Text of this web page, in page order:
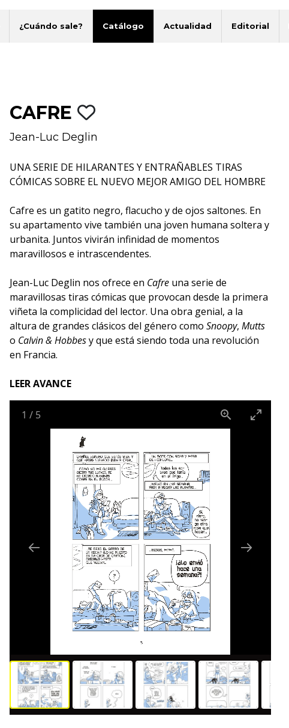
¿Cuándo sale? Catálogo Actualidad Editorial
CAFRE
Jean-Luc Deglin
UNA SERIE DE HILARANTES Y ENTRAÑABLES TIRAS
CÓMICAS SOBRE EL NUEVO MEJOR AMIGO DEL HOMBRE
Cafre es un gatito negro, flacucho y de ojos saltones. En
su apartamento vive también una joven humana soltera y
urbanita. Juntos vivirán infinidad de momentos
maravillosos e intrascendentes.
Jean-Luc Deglin nos ofrece en Cafreuna serie de
maravillosas tiras cómicas que provocan desde la primera
viñeta la complicidad del lector. Una obra genial, a la
altura de grandes clásicos del género como Snoopy, Mutts
o Calvin & Hobbesy que está siendo toda una revolución
en Francia.
LEER AVANCE
1 / 5